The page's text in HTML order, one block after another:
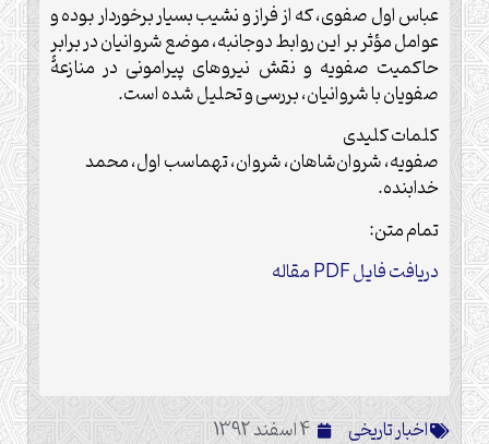
عباس اول صفوی، که از فراز و نشیب بسیار برخوردار بوده و
عوامل مؤثر بر این روابط دوجانبه، موضع شروانیان در برابر
حاکمیت صفویه و نقش نیروهای پیرامونی در منازعۀ
صفویان با شروانیان، بررسی و تحلیل شده ‌است.
کلمات کلیدی
صفویه، شروان‌شاهان، شروان، تهماسب اول، محمد
خدابنده.
تمام متن:
دریافت فایل PDF مقاله
اخبار تاریخی
4 اسفند 1392